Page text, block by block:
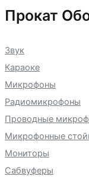
Прокат
Звук
Караоке
Микрофоны
Радиомикрофоны
Проводные
Микрофонные
Мониторы
Сабвуферы